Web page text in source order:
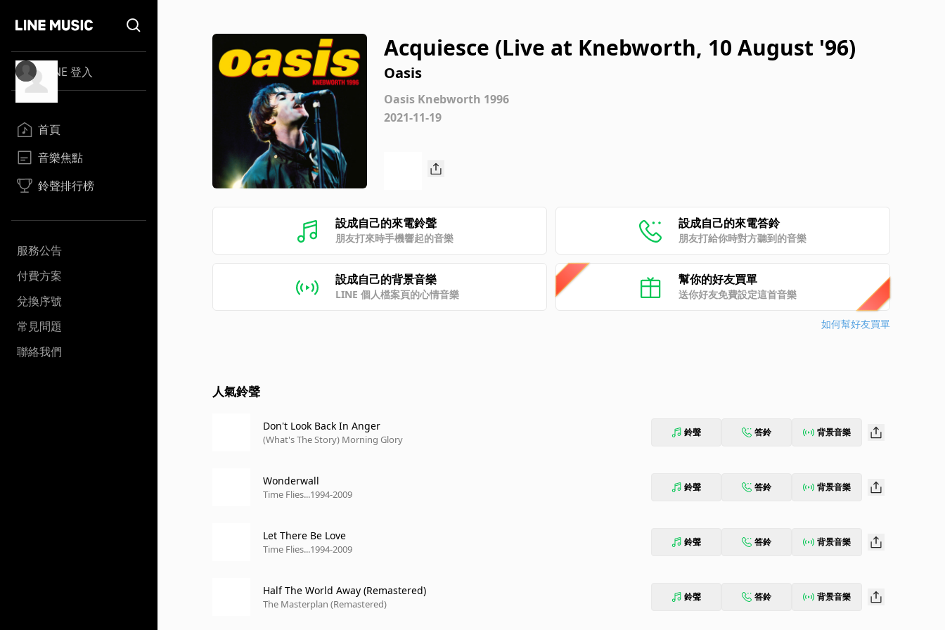
LINE 登入
首頁
音樂焦點
鈴聲排行榜
服務公告
付費方案
兌換序號
常見問題
聯絡我們
Acquiesce (Live at Knebworth, 10 August '96)
Oasis
Oasis Knebworth 1996
2021-11-19
設成自己的來電鈴聲
朋友打來時手機響起的音樂
設成自己的來電答鈴
朋友打給你時對方聽到的音樂
設成自己的背景音樂
LINE 個人檔案頁的心情音樂
幫你的好友買單
送你好友免費設定這首音樂
如何幫好友買單
人氣鈴聲
Don't Look Back In Anger
(What's The Story) Morning Glory
鈴聲 答鈴 背景音樂
Wonderwall
Time Flies...1994-2009
鈴聲 答鈴 背景音樂
Let There Be Love
Time Flies...1994-2009
鈴聲 答鈴 背景音樂
Half The World Away (Remastered)
The Masterplan (Remastered)
鈴聲 答鈴 背景音樂